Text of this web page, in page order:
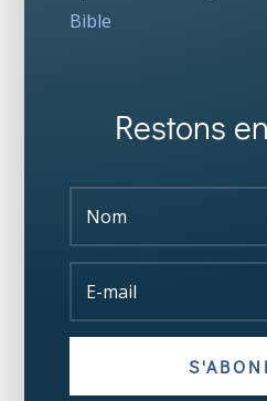
Bible
Restons